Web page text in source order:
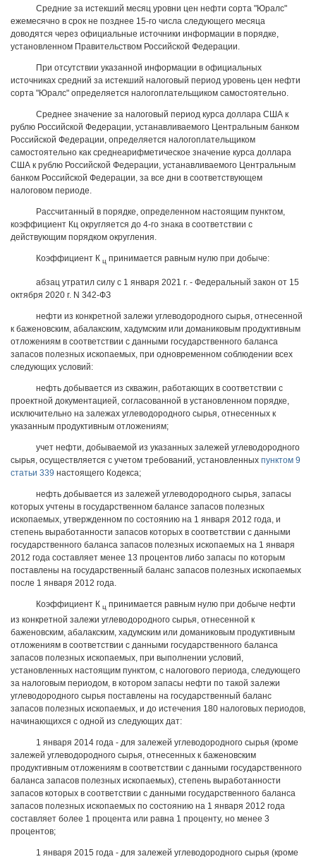
Средние за истекший месяц уровни цен нефти сорта "Юралс"
ежемесячно в срок не позднее 15-го числа следующего месяца
доводятся через официальные источники информации в порядке,
установленном Правительством Российской Федерации.
При отсутствии указанной информации в официальных
источниках средний за истекший налоговый период уровень цен нефти
сорта "Юралс" определяется налогоплательщиком самостоятельно.
Среднее значение за налоговый период курса доллара США к
рублю Российской Федерации, устанавливаемого Центральным банком
Российской Федерации, определяется налогоплательщиком
самостоятельно как среднеарифметическое значение курса доллара
США к рублю Российской Федерации, устанавливаемого Центральным
банком Российской Федерации, за все дни в соответствующем
налоговом периоде.
Рассчитанный в порядке, определенном настоящим пунктом,
коэффициент Кц округляется до 4-го знака в соответствии с
действующим порядком округления.
Коэффициент К ц принимается равным нулю при добыче:
абзац утратил силу с 1 января 2021 г. - Федеральный закон от 15
октября 2020 г. N 342-ФЗ
нефти из конкретной залежи углеводородного сырья, отнесенной
к баженовским, абалакским, хадумским или доманиковым продуктивным
отложениям в соответствии с данными государственного баланса
запасов полезных ископаемых, при одновременном соблюдении всех
следующих условий:
нефть добывается из скважин, работающих в соответствии с
проектной документацией, согласованной в установленном порядке,
исключительно на залежах углеводородного сырья, отнесенных к
указанным продуктивным отложениям;
учет нефти, добываемой из указанных залежей углеводородного
сырья, осуществляется с учетом требований, установленных пунктом 9
статьи 339 настоящего Кодекса;
нефть добывается из залежей углеводородного сырья, запасы
которых учтены в государственном балансе запасов полезных
ископаемых, утвержденном по состоянию на 1 января 2012 года, и
степень выработанности запасов которых в соответствии с данными
государственного баланса запасов полезных ископаемых на 1 января
2012 года составляет менее 13 процентов либо запасы по которым
поставлены на государственный баланс запасов полезных ископаемых
после 1 января 2012 года.
Коэффициент К ц принимается равным нулю при добыче нефти
из конкретной залежи углеводородного сырья, отнесенной к
баженовским, абалакским, хадумским или доманиковым продуктивным
отложениям в соответствии с данными государственного баланса
запасов полезных ископаемых, при выполнении условий,
установленных настоящим пунктом, с налогового периода, следующего
за налоговым периодом, в котором запасы нефти по такой залежи
углеводородного сырья поставлены на государственный баланс
запасов полезных ископаемых, и до истечения 180 налоговых периодов,
начинающихся с одной из следующих дат:
1 января 2014 года - для залежей углеводородного сырья (кроме
залежей углеводородного сырья, отнесенных к баженовским
продуктивным отложениям в соответствии с данными государственного
баланса запасов полезных ископаемых), степень выработанности
запасов которых в соответствии с данными государственного баланса
запасов полезных ископаемых по состоянию на 1 января 2012 года
составляет более 1 процента или равна 1 проценту, но менее 3
процентов;
1 января 2015 года - для залежей углеводородного сырья (кроме